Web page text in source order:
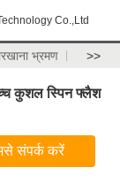
Co.,Ltd
भ्रमण >>
कुशल स्पिन फ्लैश
संपर्क करें